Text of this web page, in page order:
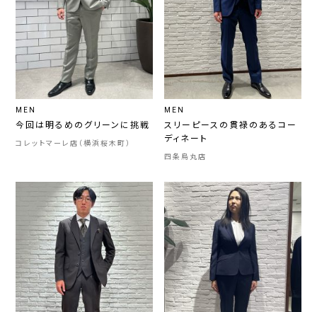
MEN
今回は明るめのグリーンに挑戦
コレットマーレ店（横浜桜木町）
MEN
スリーピースの貫禄のあるコー
ディネート
四条烏丸店